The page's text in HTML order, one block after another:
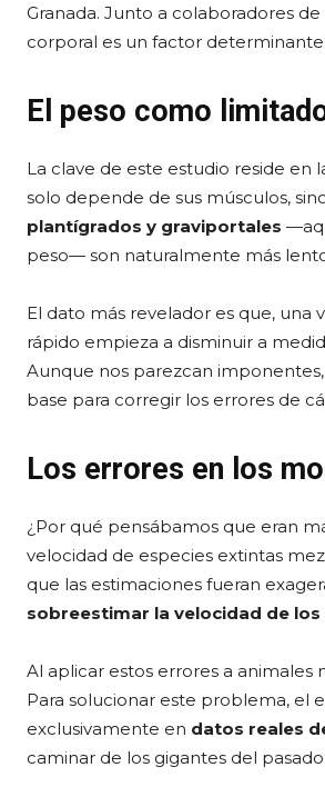
Granada. Junto a colaboradores
corporal es un factor
El peso como
La clave de este estudio reside en
solo depende de sus músculos,
plantígrados y graviportales
peso— son naturalmente más
El dato más revelador es que, una
rápido empieza a disminuir a
Aunque nos parezcan
base para corregir los errores de
Los errores en los
¿Por qué pensábamos que eran
velocidad de especies extintas
que las estimaciones fueran
sobreestimar la velocidad de los
Al aplicar estos errores a animales
Para solucionar este problema, el
exclusivamente en datos reales
caminar de los gigantes del pasado.